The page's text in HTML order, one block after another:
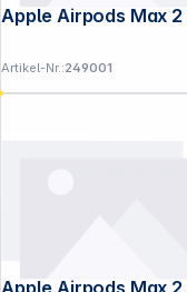
Artikel-Nr.:249001